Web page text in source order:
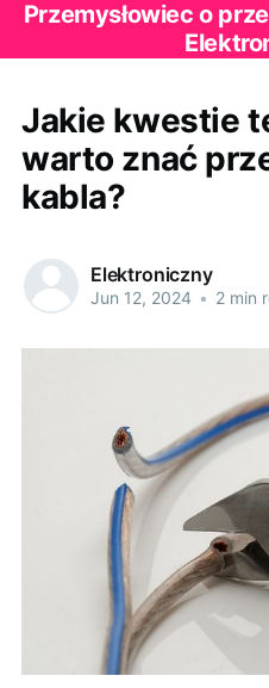
Przemysłowiec o
Jakie kwestie
warto znać
kabla?
Elektroniczny
Jun 12, 2024 • 2 min